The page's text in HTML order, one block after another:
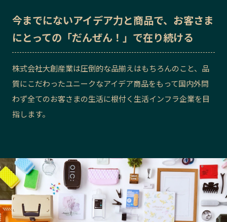
埼玉エリア
千葉エリア
東京23区エリア
多摩エリア
富山エリア
石川エリア
北摂エリア
堺・泉州エリア
河内エリア
兵庫エリア
奈良エリア
和歌山エリア
鳥取エリア
島根エリア
今までにないアイデア力と商品で、お客さま
にとっての「だんぜん！」で在り続ける
株式会社大創産業は圧倒的な品揃えはもちろんのこと、品
質にこだわったユニークなアイデア商品をもって国内外問
わず全てのお客さまの生活に根付く生活インフラ企業を目
指します。